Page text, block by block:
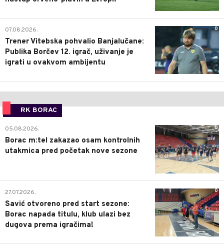
0
07.08.2026.
Trener Vitebska pohvalio Banjalučane:
Publika Borčev 12. igrač, uživanje je
igrati u ovakvom ambijentu
RK BORAC
0
05.08.2026.
Borac m:tel zakazao osam kontrolnih
utakmica pred početak nove sezone
0
27.07.2026.
Savić otvoreno pred start sezone:
Borac napada titulu, klub ulazi bez
dugova prema igračima!